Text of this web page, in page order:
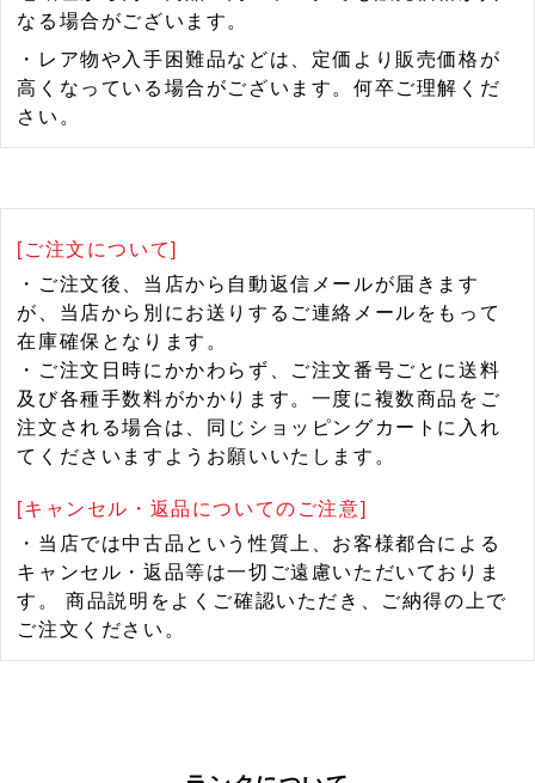
なる場合がございます。
・レア物や入手困難品などは、定価より販売価格が
高くなっている場合がございます。何卒ご理解くだ
さい。
[ご注文について]
・ご注文後、当店から自動返信メールが届きます
が、当店から別にお送りするご連絡メールをもって
在庫確保となります。
・ご注文日時にかかわらず、ご注文番号ごとに送料
及び各種手数料がかかります。一度に複数商品をご
注文される場合は、同じショッピングカートに入れ
てくださいますようお願いいたします。
[キャンセル・返品についてのご注意]
・当店では中古品という性質上、お客様都合による
キャンセル・返品等は一切ご遠慮いただいておりま
す。 商品説明をよくご確認いただき、ご納得の上で
ご注文ください。